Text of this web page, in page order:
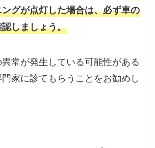
グが点灯した場合は、必ず車の
しましょう。
常が発生している可能性がある
家に診てもらうことをお勧めし